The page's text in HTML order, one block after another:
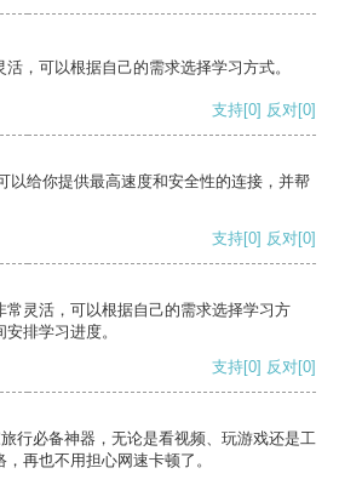
，可以根据自己的需求选择学习方式。
支持[0] 反对[0]
以给你提供最高速度和安全性的连接，并帮
支持[0] 反对[0]
常灵活，可以根据自己的需求选择学习方
排学习进度。
支持[0] 反对[0]
行必备神器，无论是看视频、玩游戏还是工
再也不用担心网速卡顿了。